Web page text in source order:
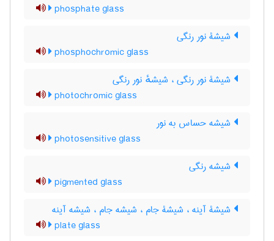
phosphate glass
شیشۀ نور رنگی
phosphochromic glass
شیشۀ نور رنگی ، شیشهٔ نور رنگی
photochromic glass
شیشه حساس به نور
photosensitive glass
شیشه رنگی
pigmented glass
شیشۀ آینه ، شیشۀ جام ، شیشه جام ، شیشه آینه
plate glass